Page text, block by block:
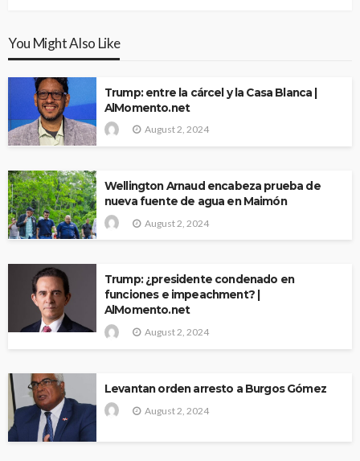
You Might Also Like
Trump: entre la cárcel y la Casa Blanca |
AlMomento.net
August 2, 2024
Wellington Arnaud encabeza prueba de
nueva fuente de agua en Maimón
August 2, 2024
Trump: ¿presidente condenado en
funciones e impeachment? |
AlMomento.net
August 2, 2024
Levantan orden arresto a Burgos Gómez
August 2, 2024